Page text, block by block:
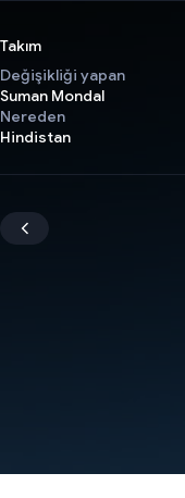
Takım
Değişikliği yapan
Suman Mondal
Nereden
Hindistan